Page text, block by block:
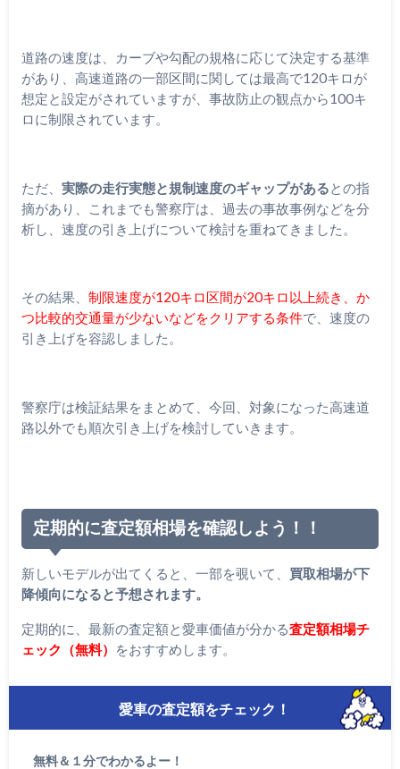
道路の速度は、カーブや勾配の規格に応じて決定する基準
があり、高速道路の一部区間に関しては最高で120キロが
想定と設定がされていますが、事故防止の観点から100キ
ロに制限されています。
ただ、 実際の走行実態と規制速度のギャップがある との指
摘があり、これまでも警察庁は、過去の事故事例などを分
析し、速度の引き上げについて検討を重ねてきました。
その結果、 制限速度が120キロ区間が20キロ以上続き、か
つ比較的交通量が少ないなどをクリアする条件で、速度の
引き上げを容認しました。
警察庁は検証結果をまとめて、今回、対象になった高速道
路以外でも順次引き上げを検討していきます。
定期的に査定額相場を確認しよう！！
新しいモデルが出てくると、一部を覗いて、 買取相場が下
降傾向になると予想されます。
定期的に、最新の査定額と愛車価値が分かる査定額相場チ
ェック（無料）
をおすすめします。
愛車の査定額をチェック！
無料＆１分でわかるよー！